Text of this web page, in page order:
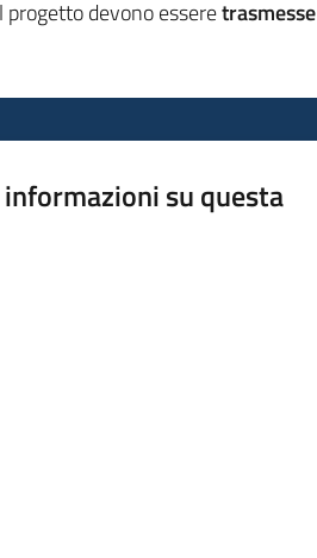
progetto devono esseretrasmesse
su questa